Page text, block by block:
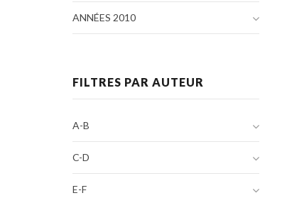
ANNÉES 2010
FILTRES PAR AUTEUR
A-B
C-D
E-F